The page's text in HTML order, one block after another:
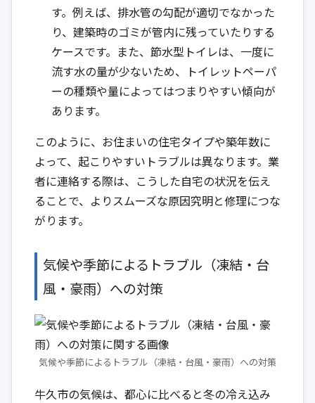
す。例えば、排水管の勾配が適切でなかった
り、建築時のゴミが管内に残っていたりする
ケースです。また、節水型トイレは、一度に
流す水の量が少ないため、トイレットペーパ
ーの種類や量によってはつまりやすい傾向が
あります。
このように、お住まいの住宅タイプや築年数に
よって、起こりやすいトラブルは異なります。業
者に連絡する際は、こうした自宅の状況を伝え
ることで、よりスムーズな原因究明と修理につな
がります。
気候や季節によるトラブル（凍結・台
風・豪雨）への対策
気候や季節によるトラブル（凍結・台風・豪雨）への対策
牛久市の気候は、都心に比べると冬の冷え込み